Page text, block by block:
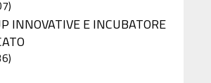
INNOVATIVE E INCUBATORE